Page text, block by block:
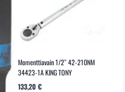
Momenttiavain 1/2″ 42-210NM
34423-1A KING TONY
133,20 €